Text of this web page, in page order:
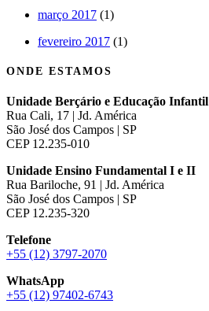
março 2017 (1)
fevereiro 2017 (1)
ONDE ESTAMOS
Unidade Berçário e Educação Infantil
Rua Cali, 17 | Jd. América
São José dos Campos | SP
CEP 12.235-010
Unidade Ensino Fundamental I e II
Rua Bariloche, 91 | Jd. América
São José dos Campos | SP
CEP 12.235-320
Telefone
+55 (12) 3797-2070
WhatsApp
+55 (12) 97402-6743